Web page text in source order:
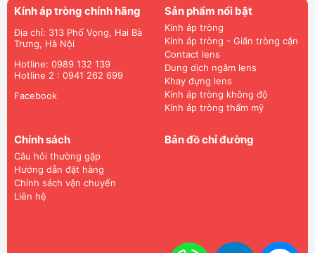
Kính áp tròng chính hãng
Địa chỉ: 313 Phố Vọng, Hai Bà
Trưng, Hà Nội
Hotline: 0989 132 139
Hotline 2 : 0941 262 699
Facebook
Sản phẩm nổi bật
Kính áp tròng
Kính áp tròng - Giãn tròng cận
Contact lens
Dung dịch ngâm lens
Khay đựng lens
Kính áp tròng không độ
Kính áp tròng thẩm mỹ
Chính sách
Câu hỏi thường gặp
Hướng dẫn đặt hàng
Chính sách vận chuyển
Liên hệ
Bản đồ chỉ đường